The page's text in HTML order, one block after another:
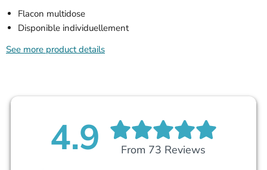
Flacon multidose
Disponible individuellement
See more product details
4.9 From 73 Reviews